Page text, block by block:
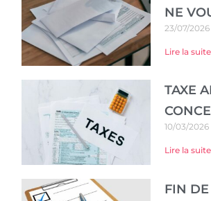
NE
23/07/2026
Lire la
TAXE
10/03/2026
Lire la
FIN DE